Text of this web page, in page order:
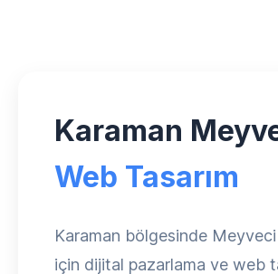
Karaman
Web Tasarım
Karaman bölgesinde
için dijital pazarlama ve web